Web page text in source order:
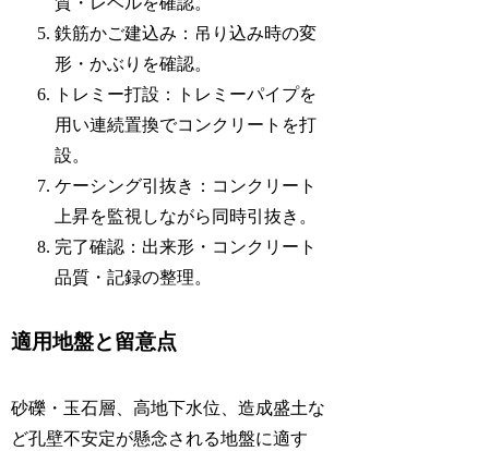
鉄筋かご建込み：吊り込み時の変
形・かぶりを確認。
トレミー打設：トレミーパイプを
用い連続置換でコンクリートを打
設。
ケーシング引抜き：コンクリート
上昇を監視しながら同時引抜き。
完了確認：出来形・コンクリート
品質・記録の整理。
適用地盤と留意点
砂礫・玉石層、高地下水位、造成盛土な
ど孔壁不安定が懸念される地盤に適す